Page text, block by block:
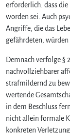
erforderlich. dass
worden sei. Auch
Angriffe, die das
gefährdeten,
Demnach verfolge §
nachvollziehbarer
strafmildernd zu
wertende
in dem Beschluss
nicht allein formale
konkreten